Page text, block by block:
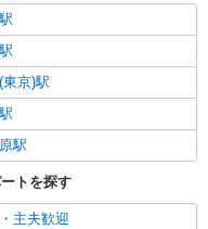
京)駅
駅
トを探す
主夫歓迎